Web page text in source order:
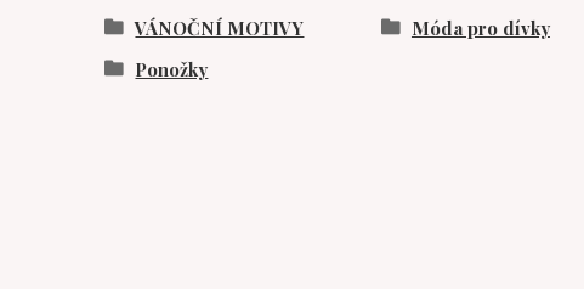
VÁNOČNÍ MOTIVY Móda pro dívky
Ponožky